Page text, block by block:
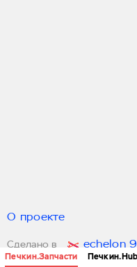
Печкин.Запчасти Печкин.Hub
О проекте
Сделано в echelon